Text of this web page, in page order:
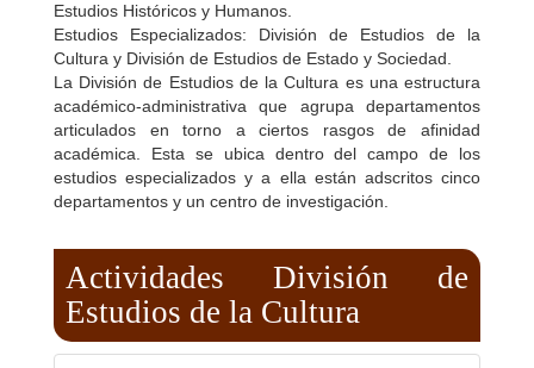
Estudios Históricos y Humanos.
Estudios Especializados: División de Estudios de la
Cultura y División de Estudios de Estado y Sociedad.
La División de Estudios de la Cultura es una estructura
académico-administrativa que agrupa departamentos
articulados en torno a ciertos rasgos de afinidad
académica. Esta se ubica dentro del campo de los
estudios especializados y a ella están adscritos cinco
departamentos y un centro de investigación.
Actividades División de
Estudios de la Cultura